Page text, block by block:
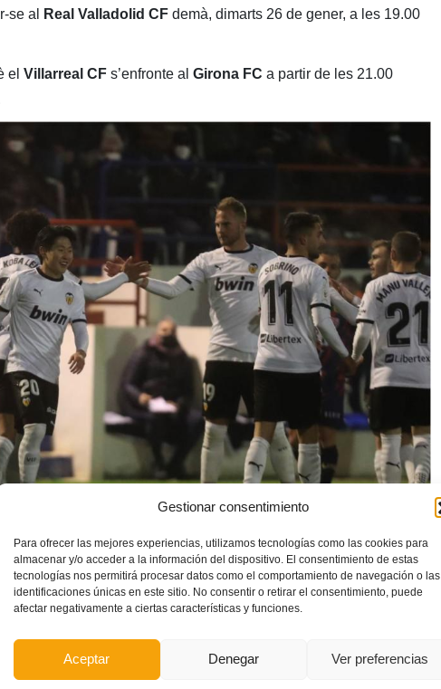
Gestionar consentimiento
Para ofrecer las mejores experiencias, utilizamos tecnologías como las cookies para
almacenar y/o acceder a la información del dispositivo. El consentimiento de estas
tecnologías nos permitirá procesar datos como el comportamiento de navegación o las
identificaciones únicas en este sitio. No consentir o retirar el consentimiento, puede
afectar negativamente a ciertas características y funciones.
Aceptar Denegar Ver preferencias
se al
Real Valladolid CF demà, dimarts 26 de gener, a les 19.00
el Villarreal CFs’enfronte al Girona FC a partir de les 21.00
l’actual campió de Copa, elValencia CF, viatge a terres
davant el Sevilla. Aquesta tindrà lloc a les 19.00 hores